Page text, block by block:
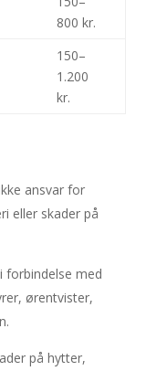
800 kr.
150–
1.200
kr.
ansvar for
eller skader på
forbindelse med
ørentvister,
på hytter,